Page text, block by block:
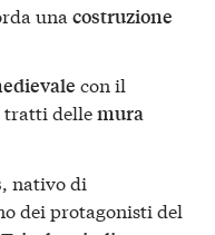
una costruzione
con il
tratti dellemura
, nativo di
dei protagonisti del